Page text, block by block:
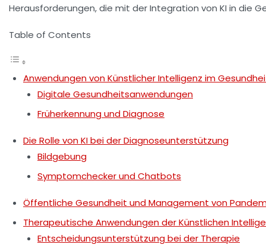
Herausforderungen, die mit der Integration von KI in die
Table of Contents
Anwendungen von Künstlicher Intelligenz im
Digitale Gesundheitsanwendungen
Früherkennung und Diagnose
Die Rolle von KI bei der Diagnoseunterstützung
Bildgebung
Symptomchecker und Chatbots
Öffentliche Gesundheit und Management von
Therapeutische Anwendungen der Künstlichen
Entscheidungsunterstützung bei der Therapie